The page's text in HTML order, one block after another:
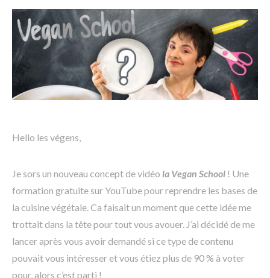
Hello les végens,
Je sors un nouveau concept de vidéo la Vegan School ! Une
formation gratuite sur YouTube pour reprendre les bases de
la cuisine végétale. Ca faisait un moment que cette idée me
trottait dans la tête pour tout vous avouer. J’ai décidé de me
lancer après vous avoir demandé si ce type de contenu
pouvait vous intéresser et vous étiez plus de 90 % à voter
pour, alors c’est parti !